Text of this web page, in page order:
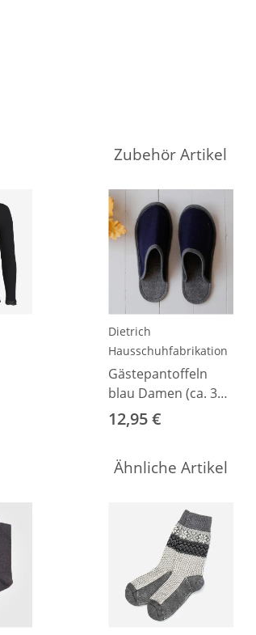
Zubehör Artikel
Dietrich
Hausschuhfabrikation
Gästepantoffeln
blau Damen (ca. 36-
40)
12,95 €
Ähnliche Artikel